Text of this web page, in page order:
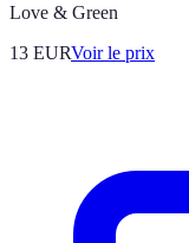
Love & Green
13 EURVoir le prix